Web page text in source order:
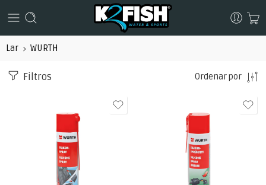
Lar WURTH
Filtros Ordenar por